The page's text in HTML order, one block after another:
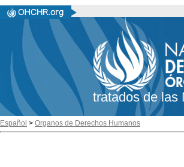
tratados de las
Español > Organos de Derechos Humanos